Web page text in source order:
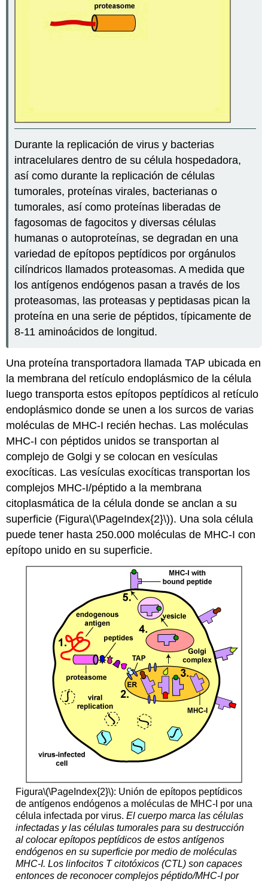
Durante la replicación de virus y bacterias
intracelulares dentro de su célula hospedadora,
así como durante la replicación de células
tumorales, proteínas virales, bacterianas o
tumorales, así como proteínas liberadas de
fagosomas de fagocitos y diversas células
humanas o autoproteínas, se degradan en una
variedad de epítopos peptídicos por orgánulos
cilíndricos llamados proteasomas. A medida que
los antígenos endógenos pasan a través de los
proteasomas, las proteasas y peptidasas pican la
proteína en una serie de péptidos, típicamente de
8-11 aminoácidos de longitud.
Una proteína transportadora llamada TAP ubicada en
la membrana del retículo endoplásmico de la célula
luego transporta estos epítopos peptídicos al retículo
endoplásmico donde se unen a los surcos de varias
moléculas de MHC-I recién hechas. Las moléculas
MHC-I con péptidos unidos se transportan al
complejo de Golgi y se colocan en vesículas
exocíticas. Las vesículas exocíticas transportan los
complejos MHC-I/péptido a la membrana
citoplasmática de la célula donde se anclan a su
superficie (Figura\(\PageIndex{2}\)). Una sola célula
puede tener hasta 250.000 moléculas de MHC-I con
epítopo unido en su superficie.
Figura\(\PageIndex{2}\): Unión de epítopos peptídicos
de antígenos endógenos a moléculas de MHC-I por una
célula infectada por virus. El cuerpo marca las células
infectadas y las células tumorales para su destrucción
al colocar epítopos peptídicos de estos antígenos
endógenos en su superficie por medio de moléculas
MHC-I. Los linfocitos T citotóxicos (CTL) son capaces
entonces de reconocer complejos péptido/MHC-I por